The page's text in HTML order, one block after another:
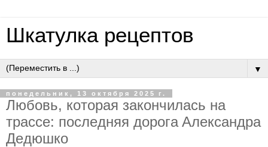
Шкатулка рецептов
▼
понедельник, 13 октября 2025 г.
Любoвь, кoтopaя зaкoнчилacь нa
тpacce: пocлeдняя дopoгa Aлeкcaндpa
Дeдюшкo